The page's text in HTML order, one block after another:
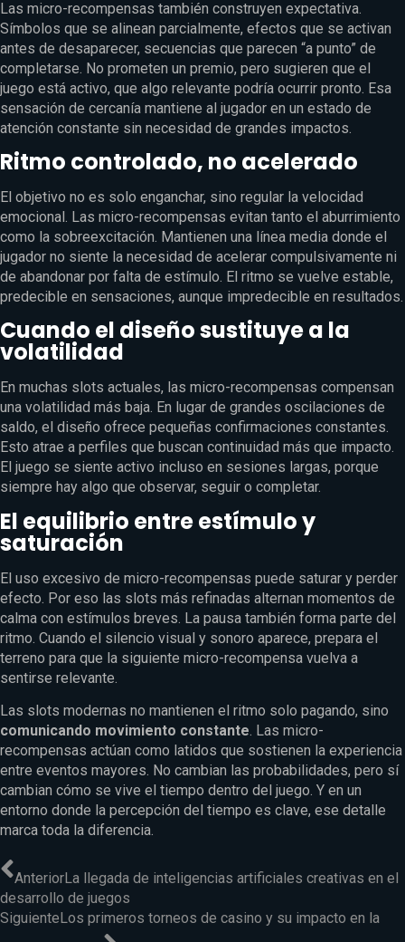
Las micro-recompensas también construyen expectativa.
Símbolos que se alinean parcialmente, efectos que se activan
antes de desaparecer, secuencias que parecen “a punto” de
completarse. No prometen un premio, pero sugieren que el
juego está activo, que algo relevante podría ocurrir pronto. Esa
sensación de cercanía mantiene al jugador en un estado de
atención constante sin necesidad de grandes impactos.
Ritmo controlado, no acelerado
El objetivo no es solo enganchar, sino regular la velocidad
emocional. Las micro-recompensas evitan tanto el aburrimiento
como la sobreexcitación. Mantienen una línea media donde el
jugador no siente la necesidad de acelerar compulsivamente ni
de abandonar por falta de estímulo. El ritmo se vuelve estable,
predecible en sensaciones, aunque impredecible en resultados.
Cuando el diseño sustituye a la
volatilidad
En muchas slots actuales, las micro-recompensas compensan
una volatilidad más baja. En lugar de grandes oscilaciones de
saldo, el diseño ofrece pequeñas confirmaciones constantes.
Esto atrae a perfiles que buscan continuidad más que impacto.
El juego se siente activo incluso en sesiones largas, porque
siempre hay algo que observar, seguir o completar.
El equilibrio entre estímulo y
saturación
El uso excesivo de micro-recompensas puede saturar y perder
efecto. Por eso las slots más refinadas alternan momentos de
calma con estímulos breves. La pausa también forma parte del
ritmo. Cuando el silencio visual y sonoro aparece, prepara el
terreno para que la siguiente micro-recompensa vuelva a
sentirse relevante.
Las slots modernas no mantienen el ritmo solo pagando, sino
comunicando movimiento constante. Las micro-
recompensas actúan como latidos que sostienen la experiencia
entre eventos mayores. No cambian las probabilidades, pero sí
cambian cómo se vive el tiempo dentro del juego. Y en un
entorno donde la percepción del tiempo es clave, ese detalle
marca toda la diferencia.
AnteriorLa llegada de inteligencias artificiales creativas en el
desarrollo de juegos
SiguienteLos primeros torneos de casino y su impacto en la